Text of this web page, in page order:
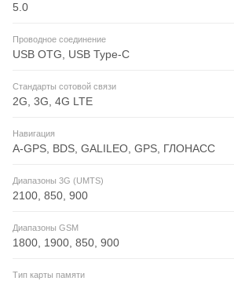
5.0
Проводное соединение
USB OTG, USB Type-C
Стандарты сотовой связи
2G, 3G, 4G LTE
Навигация
A-GPS, BDS, GALILEO, GPS, ГЛОНАСС
Диапазоны 3G (UMTS)
2100, 850, 900
Диапазоны GSM
1800, 1900, 850, 900
Тип карты памяти